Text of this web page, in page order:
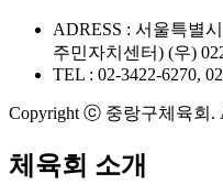
ADRESS : 서울특별
주민자치센터) (우)
TEL : 02-3422-6270,
Copyright ⓒ 중랑구체육회.
체육회 소개